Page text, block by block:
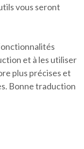
vous seront
et à les utiliser
plus précises et
Bonne traduction